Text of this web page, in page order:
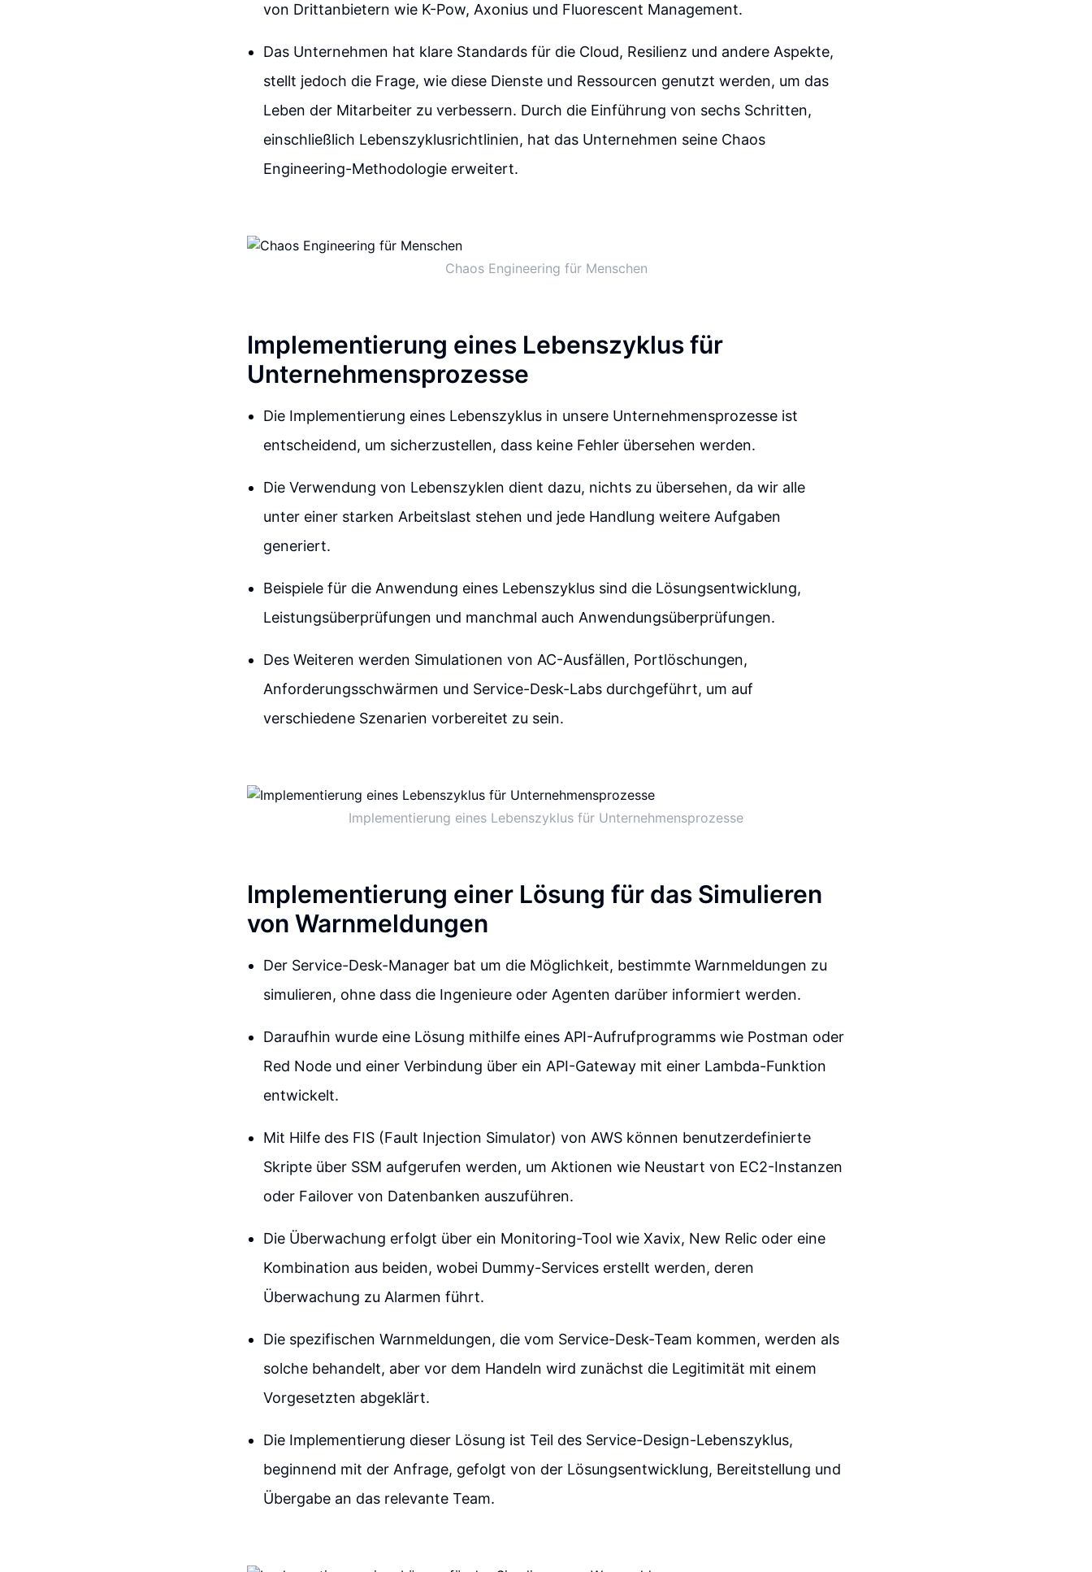
von Drittanbietern wie K-Pow, Axonius und Fluorescent Management.
Das Unternehmen hat klare Standards für die Cloud, Resilienz und andere Aspekte,
stellt jedoch die Frage, wie diese Dienste und Ressourcen genutzt werden, um das
Leben der Mitarbeiter zu verbessern. Durch die Einführung von sechs Schritten,
einschließlich Lebenszyklusrichtlinien, hat das Unternehmen seine Chaos
Engineering-Methodologie erweitert.
Chaos Engineering für Menschen
Implementierung eines Lebenszyklus für
Unternehmensprozesse
Die Implementierung eines Lebenszyklus in unsere Unternehmensprozesse ist
entscheidend, um sicherzustellen, dass keine Fehler übersehen werden.
Die Verwendung von Lebenszyklen dient dazu, nichts zu übersehen, da wir alle
unter einer starken Arbeitslast stehen und jede Handlung weitere Aufgaben
generiert.
Beispiele für die Anwendung eines Lebenszyklus sind die Lösungsentwicklung,
Leistungsüberprüfungen und manchmal auch Anwendungsüberprüfungen.
Des Weiteren werden Simulationen von AC-Ausfällen, Portlöschungen,
Anforderungsschwärmen und Service-Desk-Labs durchgeführt, um auf
verschiedene Szenarien vorbereitet zu sein.
Implementierung eines Lebenszyklus für Unternehmensprozesse
Implementierung einer Lösung für das Simulieren
von Warnmeldungen
Der Service-Desk-Manager bat um die Möglichkeit, bestimmte Warnmeldungen zu
simulieren, ohne dass die Ingenieure oder Agenten darüber informiert werden.
Daraufhin wurde eine Lösung mithilfe eines API-Aufrufprogramms wie Postman oder
Red Node und einer Verbindung über ein API-Gateway mit einer Lambda-Funktion
entwickelt.
Mit Hilfe des FIS (Fault Injection Simulator) von AWS können benutzerdefinierte
Skripte über SSM aufgerufen werden, um Aktionen wie Neustart von EC2-Instanzen
oder Failover von Datenbanken auszuführen.
Die Überwachung erfolgt über ein Monitoring-Tool wie Xavix, New Relic oder eine
Kombination aus beiden, wobei Dummy-Services erstellt werden, deren
Überwachung zu Alarmen führt.
Die spezifischen Warnmeldungen, die vom Service-Desk-Team kommen, werden als
solche behandelt, aber vor dem Handeln wird zunächst die Legitimität mit einem
Vorgesetzten abgeklärt.
Die Implementierung dieser Lösung ist Teil des Service-Design-Lebenszyklus,
beginnend mit der Anfrage, gefolgt von der Lösungsentwicklung, Bereitstellung und
Übergabe an das relevante Team.